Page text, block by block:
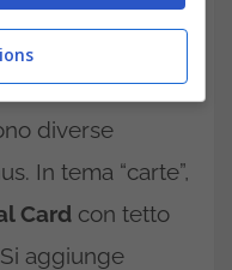
diverse
In tema “carte”,
Card con tetto
Si aggiunge